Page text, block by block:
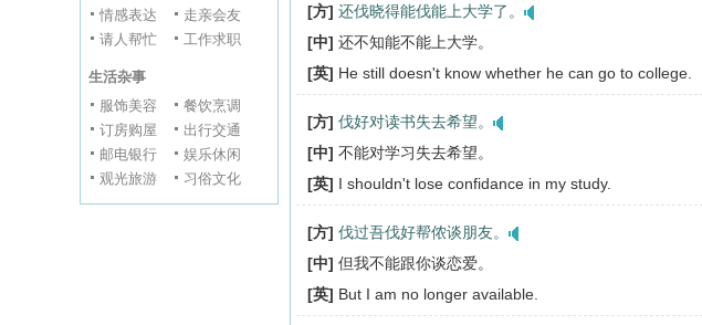
情感表达
走亲会友
请人帮忙
工作求职
生活杂事
服饰美容
餐饮烹调
订房购屋
出行交通
邮电银行
娱乐休闲
观光旅游
习俗文化
[方] 还伐晓得能伐能上大学了。
[中] 还不知能不能上大学。
[英] He still doesn't know whether he can go to college.
[方] 伐好对读书失去希望。
[中] 不能对学习失去希望。
[英] I shouldn't lose confidance in my study.
[方] 伐过吾伐好帮侬谈朋友。
[中] 但我不能跟你谈恋爱。
[英] But I am no longer available.